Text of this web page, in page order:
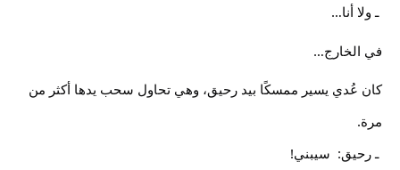
ـ ولا أنا…
في الخارج…
مرة.
ـ رحيق:  سيبني!